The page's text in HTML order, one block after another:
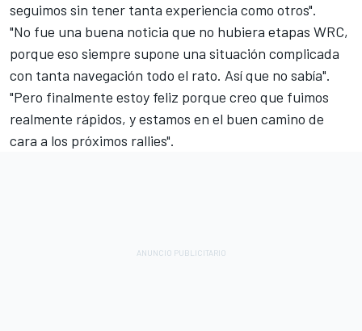
seguimos sin tener tanta experiencia como otros".
"No fue una buena noticia que no hubiera etapas WRC,
porque eso siempre supone una situación complicada
con tanta navegación todo el rato. Así que no sabía".
"Pero finalmente estoy feliz porque creo que fuimos
realmente rápidos, y estamos en el buen camino de
cara a los próximos rallies".